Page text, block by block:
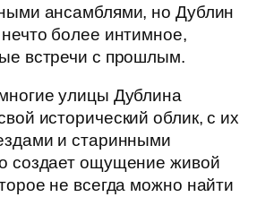
ансамблями, но Дублин
более интимное,
встречи с прошлым.
улицы Дублина
исторический облик, с их
и старинными
создает ощущение живой
не всегда можно найти